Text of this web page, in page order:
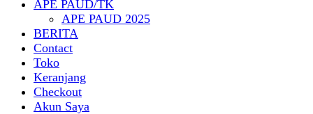
APE PAUD/TK
APE PAUD 2025
BERITA
Contact
Toko
Keranjang
Checkout
Akun Saya